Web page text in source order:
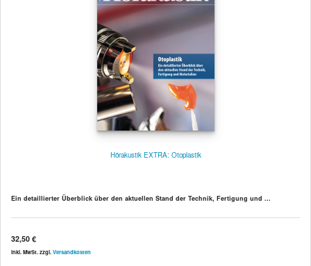
Hörakustik EXTRA: Otoplastik
Ein detaillierter Überblick über den aktuellen Stand der Technik, Fertigung und ...
32,50 €
inkl. MwSt. zzgl. Versandkosten